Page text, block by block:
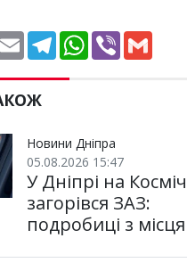
E
m
i
l
T
e
e
m
W
h
p
V
Новини Дніпра
05.08.2026 15:47
У Дніпрі на
загорівся ЗАЗ:
подробиці з місця